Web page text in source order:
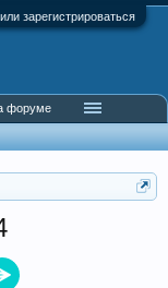
зарегистрироваться
форуме